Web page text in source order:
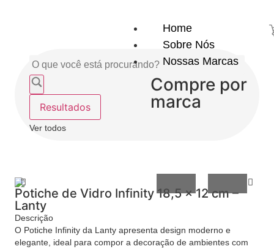
Home
Sobre Nós
Nossas Marcas
Compre por
marca
Resultados
Ver todos
Potiche de Vidro Infinity 18,5 x 12 cm –
Lanty
Descrição
O Potiche Infinity da Lanty apresenta design moderno e
elegante, ideal para compor a decoração de ambientes com